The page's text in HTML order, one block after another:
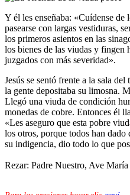
Y él les enseñaba: «Cuídense de
pasearse con largas vestiduras,
los primeros asientos en las
los bienes de las viudas y fingen
juzgados con más severidad».
Jesús se sentó frente a la sala
la gente depositaba su limosna.
Llegó una viuda de condición
monedas de cobre. Entonces él
«Les aseguro que esta pobre
los otros, porque todos han dado
su indigencia, dio todo lo que
Rezar: Padre Nuestro, Ave